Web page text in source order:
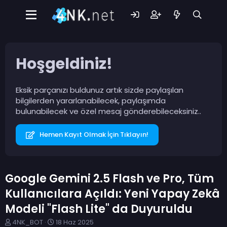
Hoşgeldiniz!
Eksik parçanızı buldunuz artık sizde paylaşılan
bilgilerden yararlanabilecek, paylaşımda
bulunabilecek ve özel mesaj gönderebileceksiniz..
Hemen Kayıt Olmak İçin Tıklayın!
Google Gemini 2.5 Flash ve Pro, Tüm
Kullanıcılara Açıldı: Yeni Yapay Zekâ
Modeli "Flash Lite" da Duyuruldu
K
4NK_BOT
B
18 Haz 2025